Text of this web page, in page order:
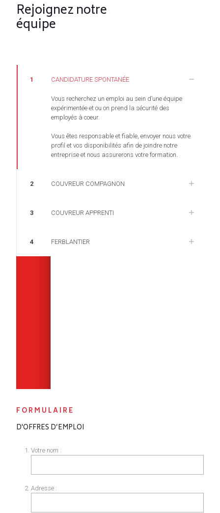
Rejoignez notre
équipe
1 CANDIDATURE SPONTANÉE
Vous recherchez un emploi au sein d’une équipe
expérimentée et ou on prend la sécurité des
employés à coeur.
Vous êtes responsable et fiable, envoyer nous votre
profil et vos disponibilités afin de joindre notre
entreprise et nous assurerons votre formation.
2 COUVREUR COMPAGNON
3 COUVREUR APPRENTI
4 FERBLANTIER
FORMULAIRE
D'OFFRES D’EMPLOI
Votre nom :
Adresse :